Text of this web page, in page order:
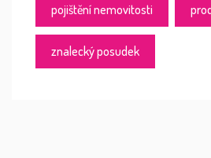
pojištění nemovitosti
znalecký posudek